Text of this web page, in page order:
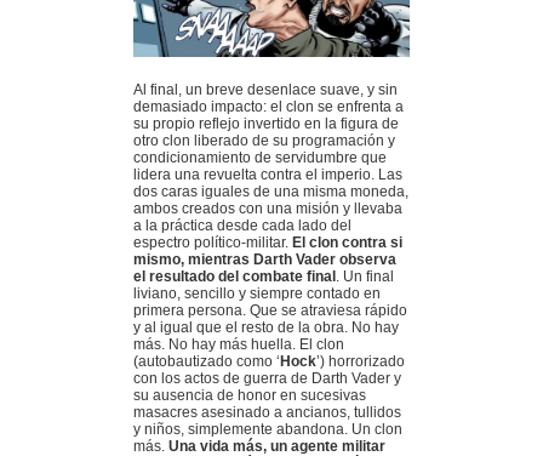
Al final, un breve desenlace suave, y sin
demasiado impacto: el clon se enfrenta a
su propio reflejo invertido en la figura de
otro clon liberado de su programación y
condicionamiento de servidumbre que
lidera una revuelta contra el imperio. Las
dos caras iguales de una misma moneda,
ambos creados con una misión y llevaba
a la práctica desde cada lado del
espectro político-militar. El clon contra si
mismo, mientras Darth Vader observa
el resultado del combate final . Un final
liviano, sencillo y siempre contado en
primera persona. Que se atraviesa rápido
y al igual que el resto de la obra. No hay
más. No hay más huella. El clon
(autobautizado como ‘Hock’) horrorizado
con los actos de guerra de Darth Vader y
su ausencia de honor en sucesivas
masacres asesinado a ancianos, tullidos
y niños, simplemente abandona. Un clon
más. Una vida más, un agente militar